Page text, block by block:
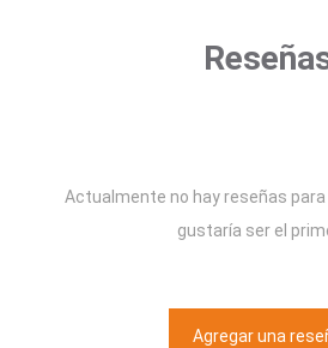
Actualmente no hay reseñas
gustaría ser el
Agregar una